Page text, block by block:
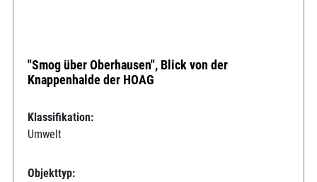
"Smog über Oberhausen", Blick von der
Knappenhalde der HOAG
Klassifikation:
Umwelt
Objekttyp: